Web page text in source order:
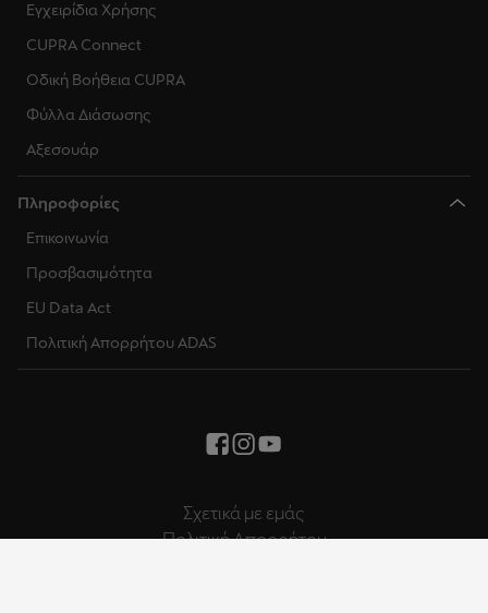
Εγχειρίδια Χρήσης
CUPRA Connect
Οδική Βοήθεια CUPRA
Φύλλα Διάσωσης
Αξεσουάρ
Πληροφορίες
Επικοινωνία
Προσβασιμότητα
EU Data Act
Πολιτική Απορρήτου ADAS
Σχετικά με εμάς
Πολιτική Απορρήτου